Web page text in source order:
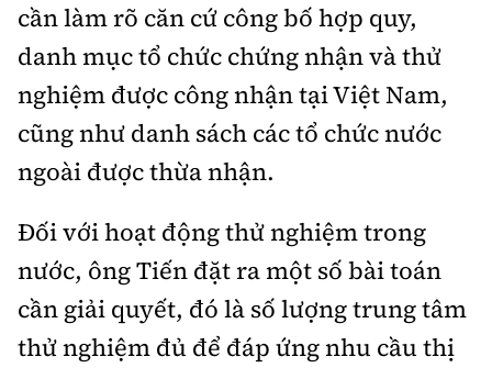
cần làm rõ căn cứ công bố hợp quy,
danh mục tổ chức chứng nhận và thử
nghiệm được công nhận tại Việt Nam,
cũng như danh sách các tổ chức nước
ngoài được thừa nhận.
Đối với hoạt động thử nghiệm trong
nước, ông Tiến đặt ra một số bài toán
cần giải quyết, đó là số lượng trung tâm
thử nghiệm đủ để đáp ứng nhu cầu thị